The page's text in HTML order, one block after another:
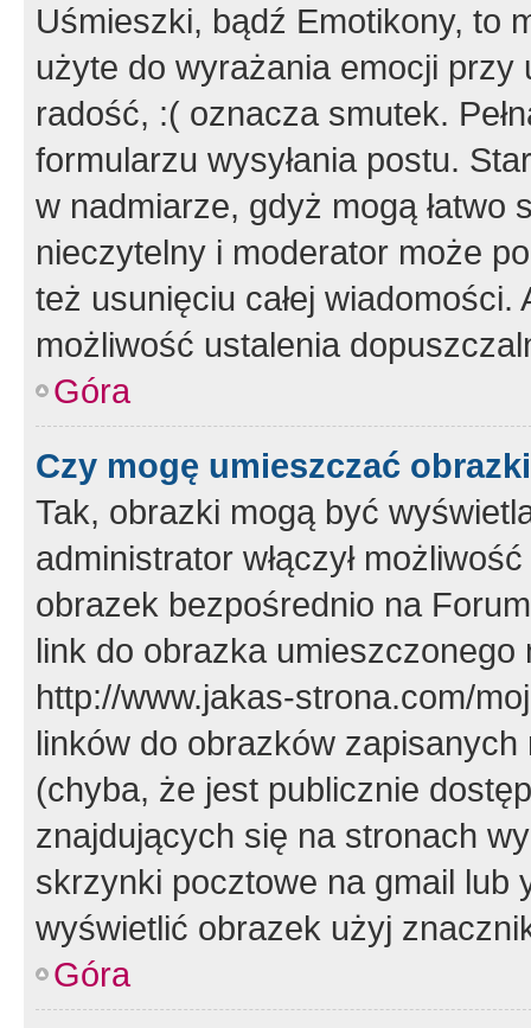
Uśmieszki, bądź Emotikony, to
użyte do wyrażania emocji
radość, :( oznacza smutek.
formularzu wysyłania postu.
w nadmiarze, gdyż mogą
nieczytelny i moderator może
też usunięciu całej
możliwość ustalenia
Góra
Czy mogę umieszczać
Tak, obrazki mogą być
administrator włączył
obrazek bezpośrednio na
link do obrazka
http://www.jakas-strona.com/
linków do obrazków
(chyba, że jest publicznie
znajdujących się na stronach
skrzynki pocztowe na gmail lub
wyświetlić obrazek użyj
Góra